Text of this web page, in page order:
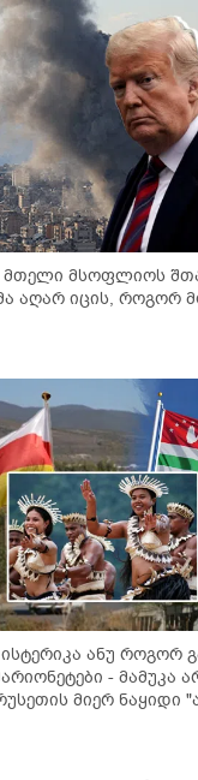
მსოფლიოს
იცის, როგორ მოიქცეს"
ანუ როგორ
- მამუკა
მიერ ნაყიდი